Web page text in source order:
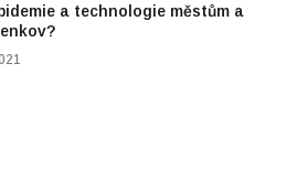
a technologie městům a